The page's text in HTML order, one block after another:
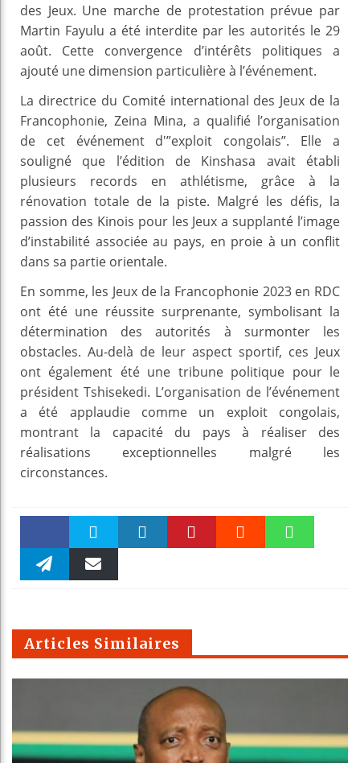
des Jeux. Une marche de protestation prévue par
Martin Fayulu a été interdite par les autorités le 29
août. Cette convergence d’intérêts politiques a
ajouté une dimension particulière à l’événement.
La directrice du Comité international des Jeux de la
Francophonie, Zeina Mina, a qualifié l’organisation
de cet événement d'”exploit congolais”. Elle a
souligné que l’édition de Kinshasa avait établi
plusieurs records en athlétisme, grâce à la
rénovation totale de la piste. Malgré les défis, la
passion des Kinois pour les Jeux a supplanté l’image
d’instabilité associée au pays, en proie à un conflit
dans sa partie orientale.
En somme, les Jeux de la Francophonie 2023 en RDC
ont été une réussite surprenante, symbolisant la
détermination des autorités à surmonter les
obstacles. Au-delà de leur aspect sportif, ces Jeux
ont également été une tribune politique pour le
président Tshisekedi. L’organisation de l’événement
a été applaudie comme un exploit congolais,
montrant la capacité du pays à réaliser des
réalisations exceptionnelles malgré les
circonstances.
Faceboo Twitter
m
Articles Similaires